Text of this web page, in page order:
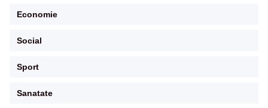
Economie
Social
Sport
Sanatate